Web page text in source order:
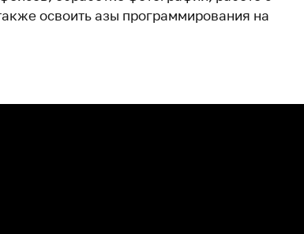
освоить азы программирования на